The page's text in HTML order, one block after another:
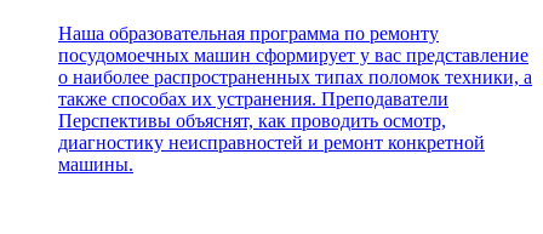
Наша образовательная программа по ремонту
посудомоечных машин сформирует у вас представление
о наиболее распространенных типах поломок техники, а
также способах их устранения. Преподаватели
Перспективы объяснят, как проводить осмотр,
диагностику неисправностей и ремонт конкретной
машины.